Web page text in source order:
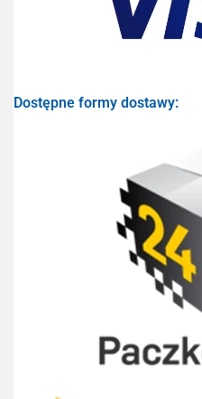
Dostępne formy dostawy: